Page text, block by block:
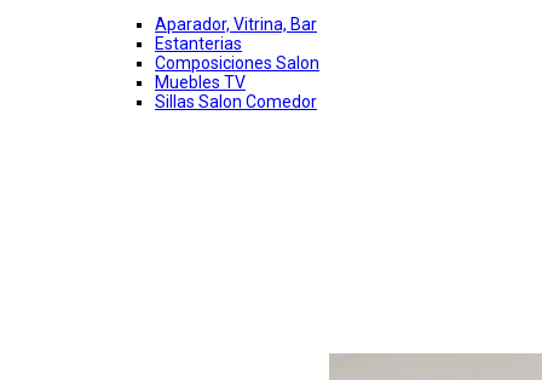
Aparador, Vitrina, Bar
Estanterias
Composiciones Salon
Muebles TV
Sillas Salon Comedor